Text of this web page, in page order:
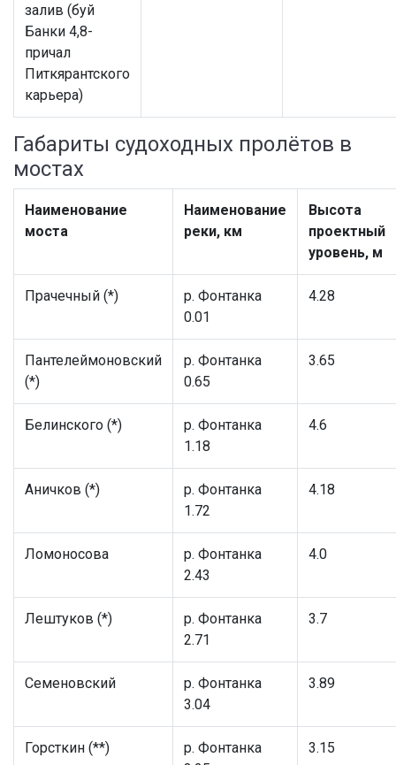
залив (буй
Банки 4,8-
причал
Питкярантского
карьера)
Габариты судоходных пролётов в
мостах
Наименование
моста
Наименование
реки, км
Высота
проектный
уровень, м
Прачечный (*)
р. Фонтанка
0.01
4.28
Пантелеймоновский
(*)
р. Фонтанка
0.65
3.65
Белинского (*)
р. Фонтанка
1.18
4.6
Аничков (*)
р. Фонтанка
1.72
4.18
Ломоносова
р. Фонтанка
2.43
4.0
Лештуков (*)
р. Фонтанка
2.71
3.7
Семеновский
р. Фонтанка
3.04
3.89
Горсткин (**)
р. Фонтанка
3.15